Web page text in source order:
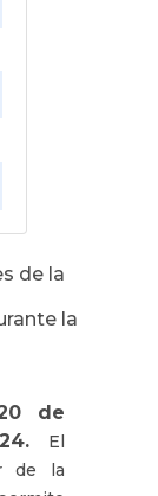
de la
la
de
El
de la